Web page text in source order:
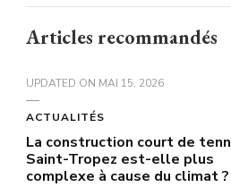
Articles recommandés
UPDATED ON MAI 15, 2026
ACTUALITÉS
La construction court de
Saint-Tropez est-elle plus
complexe à cause du climat ?